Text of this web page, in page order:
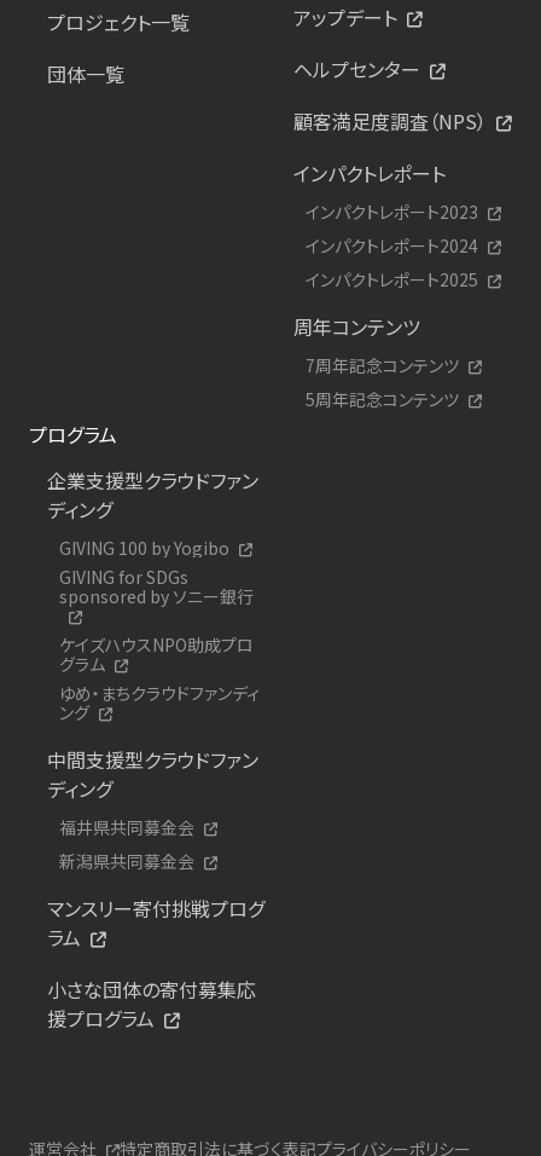
プロジェクト一覧
団体一覧
アップデート
ヘルプセンター
顧客満足度調査（NPS）
インパクトレポート
インパクトレポート2023
インパクトレポート2024
インパクトレポート2025
周年コンテンツ
7周年記念コンテンツ
5周年記念コンテンツ
プログラム
企業支援型クラウドファン
ディング
GIVING 100 by Yogibo
GIVING for SDGs
sponsored by ソニー銀行
ケイズハウスNPO助成プロ
グラム
ゆめ・まちクラウドファンディ
ング
中間支援型クラウドファン
ディング
福井県共同募金会
新潟県共同募金会
マンスリー寄付挑戦プログ
ラム
小さな団体の寄付募集応
援プログラム
運営会社 特定商取引法に基づく表記プライバシーポリシー